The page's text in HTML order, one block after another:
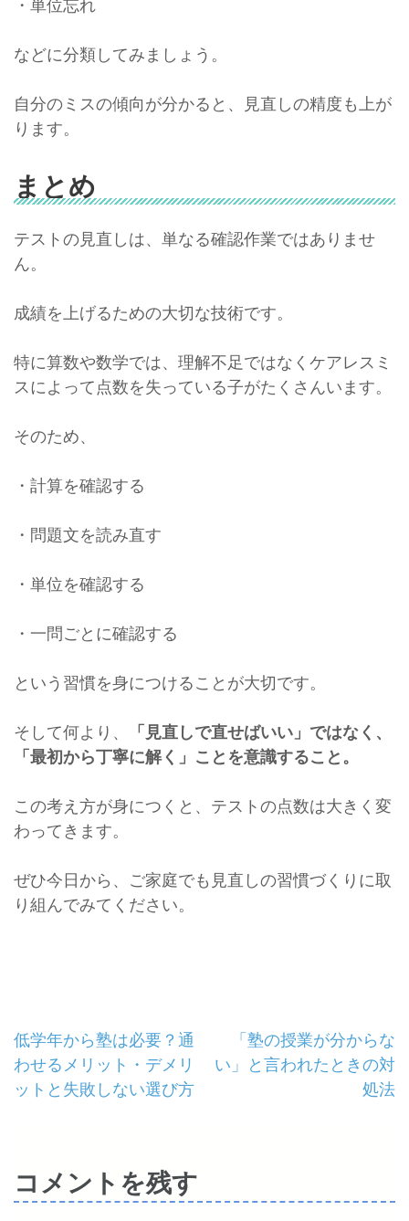
・単位忘れ
などに分類してみましょう。
自分のミスの傾向が分かると、見直しの精度も上が
ります。
まとめ
テストの見直しは、単なる確認作業ではありませ
ん。
成績を上げるための大切な技術です。
特に算数や数学では、理解不足ではなくケアレスミ
スによって点数を失っている子がたくさんいます。
そのため、
・計算を確認する
・問題文を読み直す
・単位を確認する
・一問ごとに確認する
という習慣を身につけることが大切です。
そして何より、
「見直しで直せばいい」ではなく、
「最初から丁寧に解く」ことを意識すること。
この考え方が身につくと、テストの点数は大きく変
わってきます。
ぜひ今日から、ご家庭でも見直しの習慣づくりに取
り組んでみてください。
投
稿
ゲ
低学年から塾は必要？通
わせるメリット・デメリ
ットと失敗しない選び方
「塾の授業が分からな
い」と言われたときの対
処法
コメントを残す